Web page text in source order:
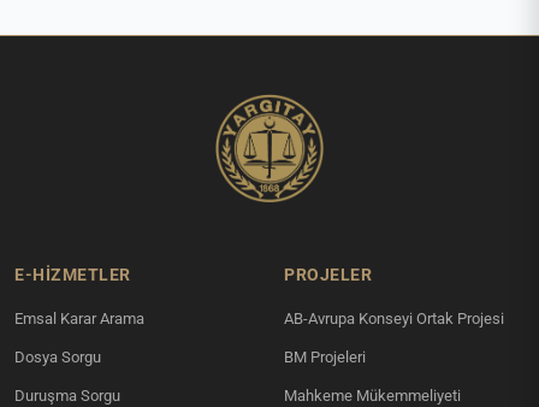
E-HİZMETLER
Emsal Karar Arama
Dosya Sorgu
Duruşma Sorgu
PROJELER
AB-Avrupa Konseyi Ortak Projesi
BM Projeleri
Mahkeme Mükemmeliyeti